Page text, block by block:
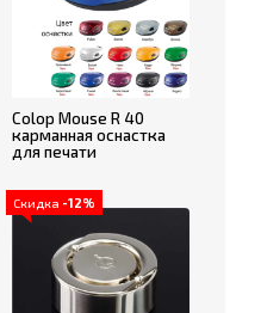
Colop Mouse R 40
карманная оснастка
для печати
Скидка -12%